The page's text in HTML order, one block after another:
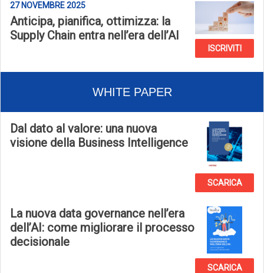
27 NOVEMBRE 2025
Anticipa, pianifica, ottimizza: la
Supply Chain entra nell’era dell’AI
ISCRIVITI
WHITE PAPER
Dal dato al valore: una nuova
visione della Business Intelligence
SCARICA
La nuova data governance nell’era
dell’AI: come migliorare il processo
decisionale
SCARICA